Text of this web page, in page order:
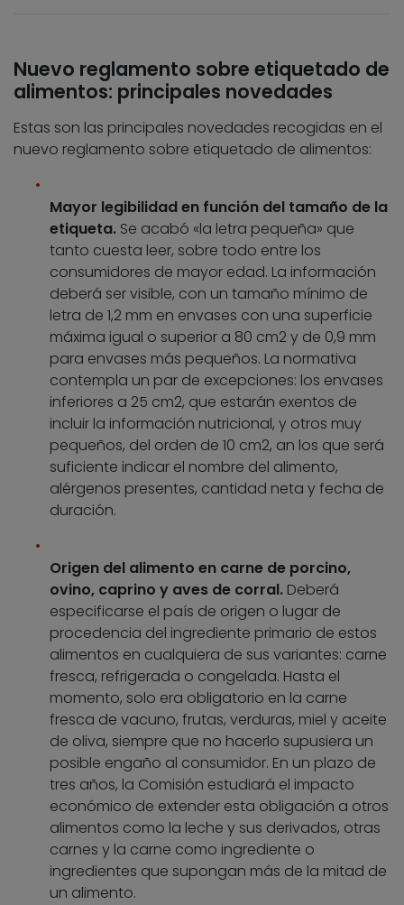
Nuevo reglamento sobre etiquetado de
alimentos: principales novedades
Estas son las principales novedades recogidas en el
nuevo reglamento sobre etiquetado de alimentos:
Mayor legibilidad en función del tamaño de la
etiqueta. Se acabó «la letra pequeña» que
tanto cuesta leer, sobre todo entre los
consumidores de mayor edad. La información
deberá ser visible, con un tamaño mínimo de
letra de 1,2 mm en envases con una superficie
máxima igual o superior a 80 cm2 y de 0,9 mm
para envases más pequeños. La normativa
contempla un par de excepciones: los envases
inferiores a 25 cm2, que estarán exentos de
incluir la información nutricional, y otros muy
pequeños, del orden de 10 cm2, an los que será
suficiente indicar el nombre del alimento,
alérgenos presentes, cantidad neta y fecha de
duración.
Origen del alimento en carne de porcino,
ovino, caprino y aves de corral. Deberá
especificarse el país de origen o lugar de
procedencia del ingrediente primario de estos
alimentos en cualquiera de sus variantes: carne
fresca, refrigerada o congelada. Hasta el
momento, solo era obligatorio en la carne
fresca de vacuno, frutas, verduras, miel y aceite
de oliva, siempre que no hacerlo supusiera un
posible engaño al consumidor. En un plazo de
tres años, la Comisión estudiará el impacto
económico de extender esta obligación a otros
alimentos como la leche y sus derivados, otras
carnes y la carne como ingrediente o
ingredientes que supongan más de la mitad de
un alimento.